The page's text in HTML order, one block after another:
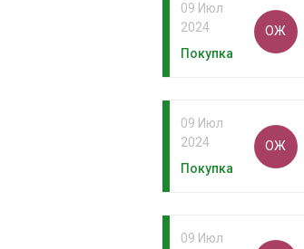
09 Июл
2024
Покупка
ОЖ
09 Июл
2024
Покупка
ОЖ
09 Июл